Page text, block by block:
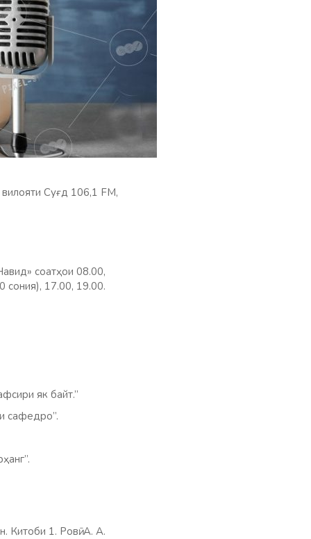
Суғд 106,1 FM,
соатҳои 08.00,
сония), 17.00, 19.00.
як байт.”
сафедро”.
Китоби 1. Ровӣ: А. А.